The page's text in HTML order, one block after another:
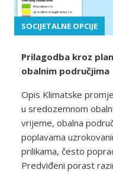
SOCIJETALNE OPCIJE
Prilagodba kroz
obalnim područjima
Opis Klimatske
u sredozemnom
vrijeme, obalna
poplavama
prilikama, često
Predviđeni porast